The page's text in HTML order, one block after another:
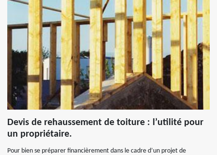
Devis de rehaussement de toiture : l’utilité pour
un propriétaire.
Pour bien se préparer financièrement dans le cadre d’un projet de